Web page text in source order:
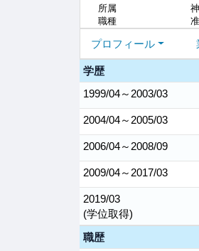
所属
職種
プロフィール
学歴
1999/04～2003/03
2004/04～2005/03
2006/04～2008/09
2009/04～2017/03
2019/03
(学位取得)
職歴